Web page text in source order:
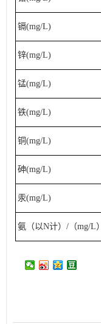
镉(mg/L)
锌(mg/L)
锰(mg/L)
铁(mg/L)
铜(mg/L)
砷(mg/L)
汞(mg/L)
氨（以N计）/（mg/L）